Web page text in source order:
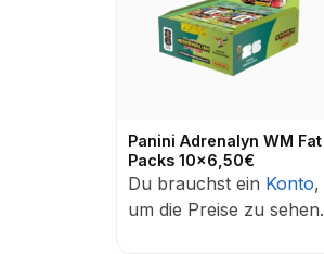
Panini Adrenalyn WM Fat
Packs 10x6,50€
Du brauchst ein Konto,
um die Preise zu sehen.